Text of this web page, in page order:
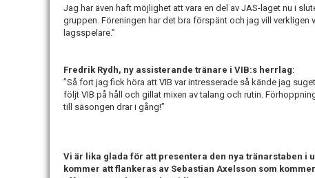
Jag har även haft möjlighet att vara en del av JAS-laget nu i
gruppen. Föreningen har det bra förspänt och jag vill verkligen
lagsspelare.”
Fredrik Rydh, ny assisterande tränare i VIB:s herrlag:
”Så fort jag fick höra att VIB var intresserade så kände jag
följt VIB på håll och gillat mixen av talang och rutin.
till säsongen drar i gång!”
Vi är lika glada för att presentera den nya tränarstaben i
kommer att flankeras av Sebastian Axelsson som